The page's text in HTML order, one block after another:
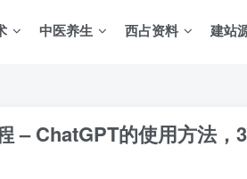
中医养生 西占资料 建站
– ChatGPT的使用方法，